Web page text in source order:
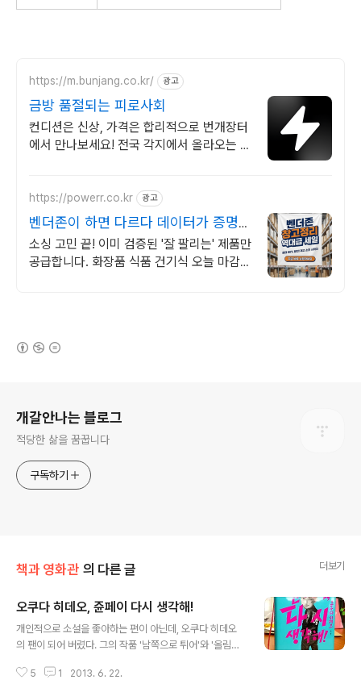
https://m.bunjang.co.kr/ 광고
금방 품절되는 피로사회
컨디션은 신상, 가격은 합리적으로 번개장터
에서 만나보세요! 전국 각지에서 올라오는 전
https://powerr.co.kr 광고
벤더존이 하면 다르다 데이터가 증명하
는 베스트셀러
소싱 고민 끝! 이미 검증된 '잘 팔리는' 제품만
공급합니다. 화장품 식품 건기식 오늘 마감
개갈안나는 블로그
적당한 삶을 꿈꿉니다
구독하기
책과 영화관 의 다른 글 더보기
오쿠다 히데오, 쥰페이 다시 생각해!
개인적으로 소설을 좋아하는 편이 아닌데, 오쿠다 히데오
의 팬이 되어 버렸다. 그의 작품 '남쪽으로 튀어'와 '올림픽
물들은 우스꽝스럽고 모자른 면이 있지만 그래서 정이 가
5 1 2013. 6. 22.